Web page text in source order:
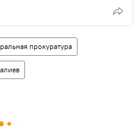
прокуратура